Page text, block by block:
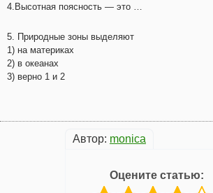
4.Высотная поясность — это …
5. Природные зоны выделяют
1) на материках
2) в океанах
3) верно 1 и 2
Автор: monica
Оцените статью: